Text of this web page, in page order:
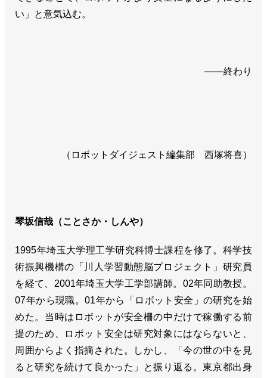
い」と意気込む。
――終わり
（ロボットダイジェスト編集部 西塚将喜）
琴坂信哉（ことさか・しんや）
1995年埼玉大学理工学研究科博士課程を修了。科学技
術振興機構の「川人学習動態脳プロジェクト」研究員
を経て、2001年埼玉大学工学部講師。02年同助教授。
07年から現職。01年から「ロボット安全」の研究を始
めた。当時はロボットが安全柵の中だけで稼働する前
提のため、ロボット安全は研究対象にはならないと、
周囲からよく指摘された。しかし、「今の世の中を見
ると研究を続けて良かった」と振り返る。東京都出身